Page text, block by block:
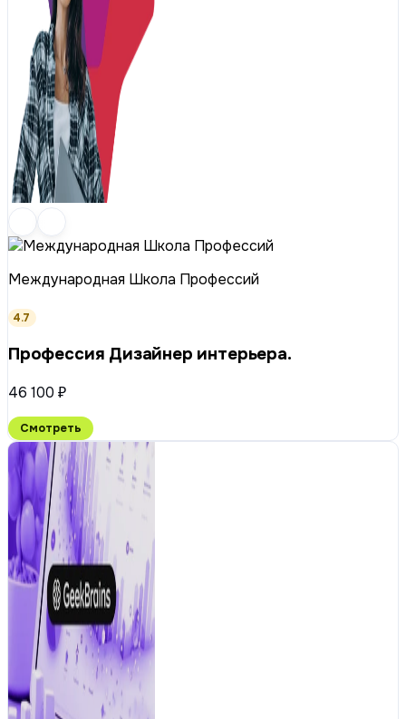
Международная Школа Профессий
4.7
Профессия Дизайнер интерьера.
46 100 ₽
Смотреть